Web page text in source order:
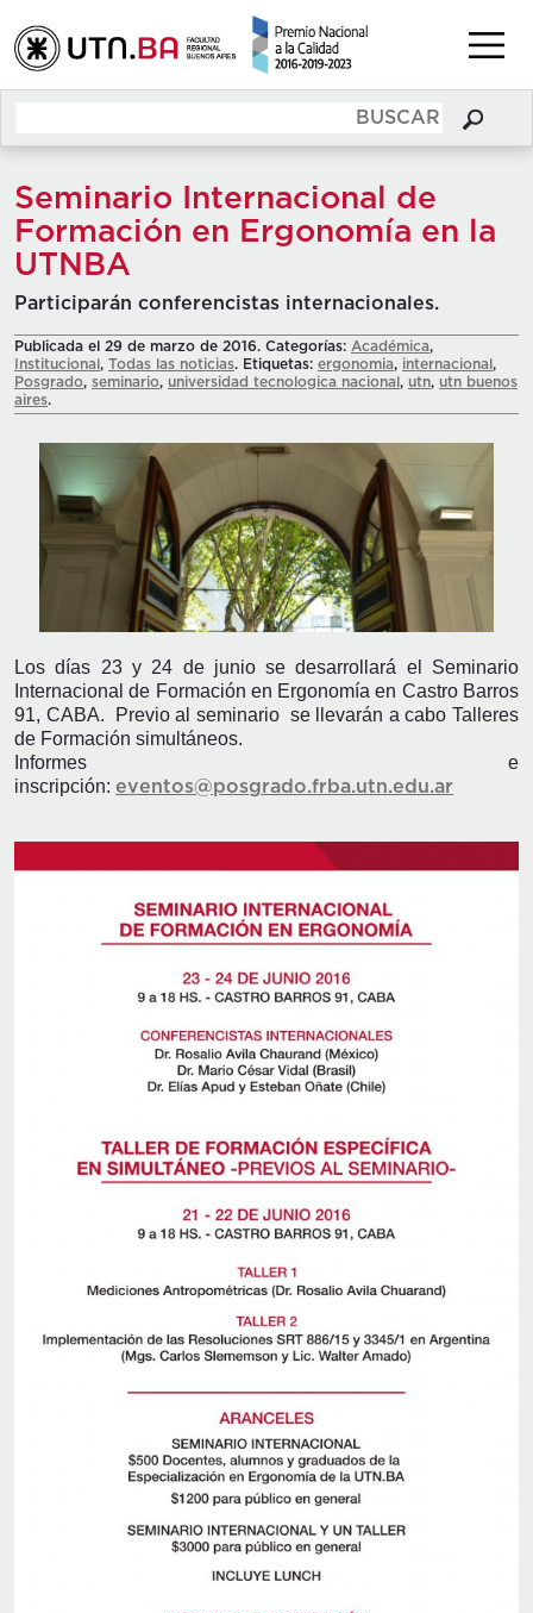
Seminario Internacional de
Formación en Ergonomía en la
UTNBA
Participarán conferencistas internacionales.
Publicada el 29 de marzo de 2016. Categorías: Académica,
Institucional , Todas las noticias. Etiquetas: ergonomia, internacional ,
Posgrado, seminario, universidad tecnologica nacional , utn, utn buenos
aires.
Los días 23 y 24 de junio se desarrollará el Seminario
Internacional de Formación en Ergonomía en Castro Barros
91, CABA. Previo al seminario se llevarán a cabo Talleres
de Formación simultáneos.
Informes e
inscripción: eventos@posgrado.frba.utn.edu.ar